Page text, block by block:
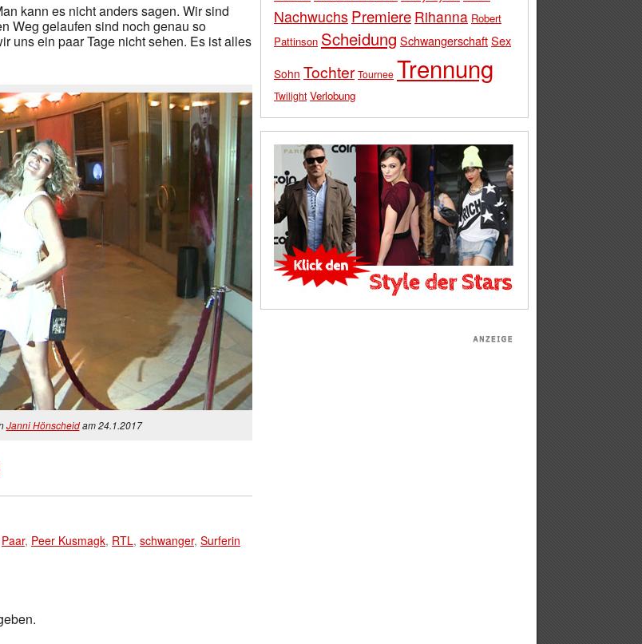
kann es nicht anders sagen. Wir sind
Weg gelaufen sind noch genau so
uns ein paar Tage nicht sehen. Es ist alles
Janni Hönscheidam 24.1.2017
Paar, Peer Kusmagk, RTL, schwanger, Surferin
Nachwuchs Premiere Rihanna Robert
Pattinson Scheidung SchwangerschaftSex
Sohn Tochter Tournee Trennung
Twilight Verlobung